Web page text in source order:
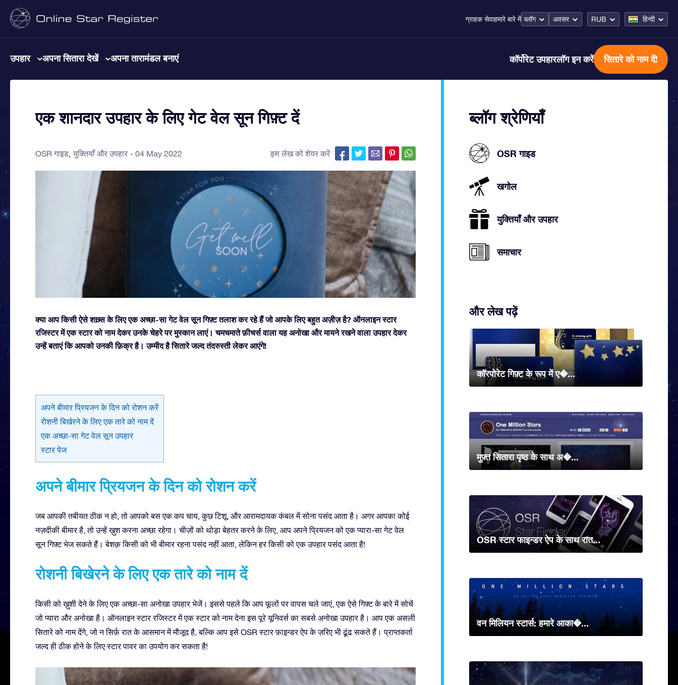
ग्राहक सेवाहमारे बारे में ब्लॉग अवसर RUB हिन्दी
उपहार अपना सितारा देखें अपना तारामंडल बनाएं कॉर्पोरेट उपहारलॉग इन करें सितारे को नाम दें!
एक शानदार उपहार के लिए गेट वेल सून गिफ़्ट दें
OSR गाइड युक्तियाँ और उपहार 04 May 2022 इस लेख को शेयर करें
क्या आप किसी ऐसे शख़्स के लिए एक अच्छा-सा गेट वेल सून गिफ़्ट तलाश कर रहे हैं जो आपके लिए बहुत अज़ीज़ है? ऑनलाइन स्टार
रजिस्टर में एक स्टार को नाम देकर उनके चेहरे पर मुस्कान लाएं। चमचमाते फ़ीचर्स वाला यह अनोखा और मायने रखने वाला उपहार देकर
उन्हें बताएं कि आपको उनकी फ़िक्र है। उम्मीद है सितारे जल्द तंदरुस्ती लेकर आएंगे!
अपने बीमार प्रियजन के दिन को रोशन करें
रोशनी बिखेरने के लिए एक तारे को नाम दें
एक अच्छा-सा गेट वेल सून उपहार
स्टार पेज
अपने बीमार प्रियजन के दिन को रोशन करें
जब आपकी तबीयत ठीक न हो, तो आपको बस एक कप चाय, कुछ टिशू, और आरामदायक कंबल में सोना पसंद आता है। अगर आपका कोई
नज़दीकी बीमार है, तो उन्हें ख़ुश करना अच्छा रहेगा। चीज़ों को थोड़ा बेहतर करने के लिए, आप अपने प्रियजन को एक प्यारा-सा गेट वेल
सून गिफ़्ट भेज सकते हैं। बेशक़ किसी को भी बीमार रहना पसंद नहीं आता, लेकिन हर किसी को एक उपहार पसंद आता है!
रोशनी बिखेरने के लिए एक तारे को नाम दें
किसी को ख़ुशी देने के लिए एक अच्छा-सा अनोखा उपहार भेजें। इससे पहले कि आप फूलों पर वापस चले जाएं, एक ऐसे गिफ़्ट के बारे में सोचें
जो प्यारा और अनोखा है। ऑनलाइन स्टार रजिस्टर में एक स्टार को नाम देना इस पूरे यूनिवर्स का सबसे अनोखा उपहार है। आप एक असली
सितारे को नाम देंगे, जो न सिर्फ़ रात के आसमान में मौजूद है, बल्कि आप इसे OSR स्टार फ़ाइन्डर ऐप के ज़रिए भी ढूंढ सकते हैं। प्राप्तकर्ता
जल्द ही ठीक होने के लिए स्टार पावर का उपयोग कर सकता है!
ब्लॉग श्रेणियाँ
OSR गाइड
खगोल
युक्तियाँ और उपहार
समाचार
और लेख पढ़ें
कॉरपोरेट गिफ़्ट के रूप में ए�...
मुफ़्त सितारा पृष्ठ के साथ अ�...
OSR स्टार फाइन्डर ऐप के साथ रात...
वन मिलियन स्टार्स: हमारे आका�...